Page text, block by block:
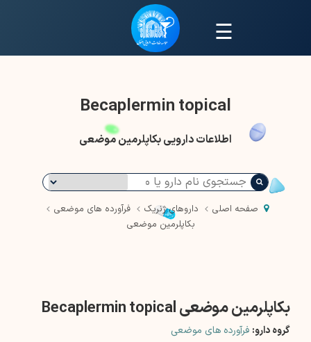
☰
Becaplermin topical
اطلاعات دارویی بکاپلرمین موضعی
صفحه اصلی داروهای ژنریک
فرآورده های موضعی
بکاپلرمین موضعی
بکاپلرمین موضعی Becaplermin topical
گروه دارو: فرآورده های موضعی